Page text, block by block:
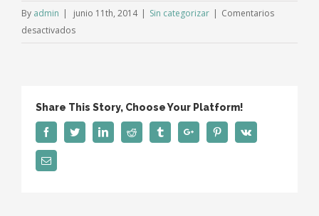
By admin | junio 11th, 2014 | Sin categorizar | Comentarios
desactivadosen
el
comercio
Share This Story, Choose Your Platform!
FacebookTwitterLinkedinReddit TumblrGoogle+ PinterestVk
Email